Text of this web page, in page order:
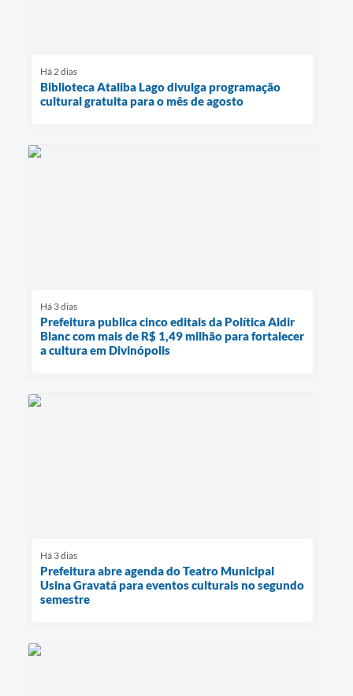
Há 2 dias
Biblioteca Ataliba Lago divulga programação
cultural gratuita para o mês de agosto
Há 3 dias
Prefeitura publica cinco editais da Política Aldir
Blanc com mais de R$ 1,49 milhão para fortalecer
a cultura em Divinópolis
Há 3 dias
Prefeitura abre agenda do Teatro Municipal
Usina Gravatá para eventos culturais no segundo
semestre